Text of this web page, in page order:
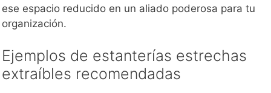
ese espacio reducido en un aliado poderosa para tu
organización.
Ejemplos de estanterías estrechas
extraíbles recomendadas